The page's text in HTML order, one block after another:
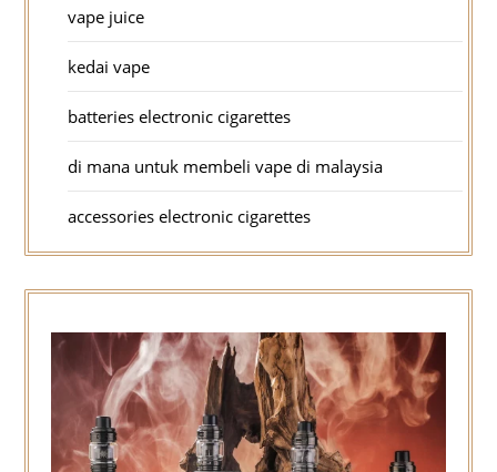
vape juice
kedai vape
batteries electronic cigarettes
di mana untuk membeli vape di malaysia
accessories electronic cigarettes